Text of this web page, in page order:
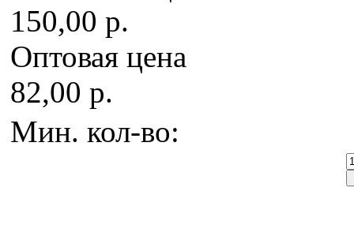
150,00 р.
Оптовая цена
82,00 р.
Мин. кол-во: